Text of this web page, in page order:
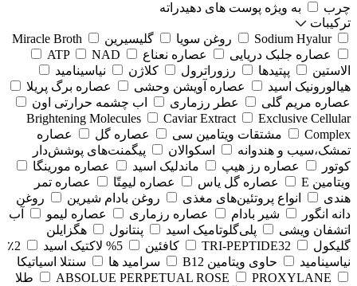
چرب
به ویژه پوست های دهیدراته
ترکیبات
Sodium Hyalur
روغن سویا گلیسیرین
Miracle Broth
عصاره جلبک دریایی
عصاره نعناع ATP
NAD
الاستین
پپتیدها رزوراترول کلاژن
⁠نیاسینامید
هیالورونیک اسید
عصاره آویشن وحشی
عصاره برگ پریلا
عصاره مریم گلی
عطر رزماری
اب چشمه حرارتی اون
Brightening Molecules
Caviar Extract
Exclusive Cellular
Complex
مشتقات ویتامین سی عصاره گل
عصاره
تمشک،سیب و هندوانه
اسکوالان
پیگمنت‌های پوشش‌دار
کوتور
عصاره رز هیپ ماندلیک اسید
عصاره مورینگا
ویتامین E
عصاره گل یاس عصاره لیمِتّا
عصاره تمر
هندی
انواع پروتئین‌های مغذی روغن بادام شیرین
روغن
دانه انگور
شیر بادام عصاره رزماری عصاره لیمو
آب
اتشفان ویشی
پلی‌گلوتامیک اسید پنتانول
هگزایلن
گلیکول
TRI-PEPTIDE32 کافئین 5% لاکتیک اسید
2٪
نیاسینامید
حاوی ویتامین B12 سرامید ها
سنتلا اسیاتیکا
ABSOLUE PERPETUAL ROSE
PROXYLANE
طلا